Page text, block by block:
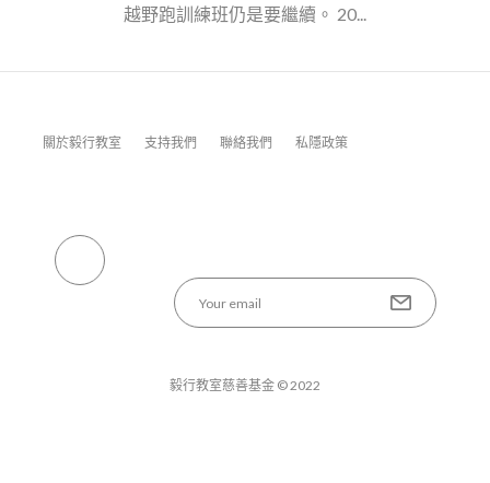
越野跑訓練班仍是要繼續。 20...
關於毅行教室 支持我們 聯絡我們 私隱政策
毅行教室慈善基金 © 2022